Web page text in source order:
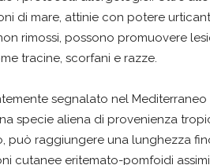
di mare, attinie con potere
rimossi, possono promuovere
tracine, scorfani e razze.
segnalato nel Mediterraneo
specie aliena di provenienza
può raggiungere una lunghezza
cutanee eritemato-pomfoidi